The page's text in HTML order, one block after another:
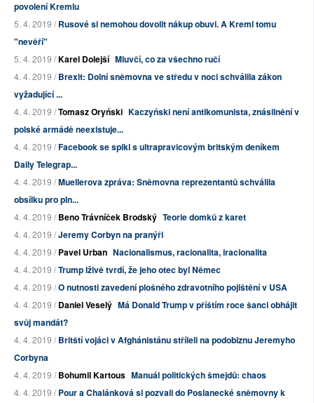
povolení Kremlu
5. 4. 2019 /Rusové si nemohou dovolit nákup obuvi. A Kreml tomu
"nevěří"
5. 4. 2019 /Karel Dolejší Mluvčí, co za všechno ručí
4. 4. 2019 /Brexit: Dolní sněmovna ve středu v noci schválila zákon
vyžadující ...
4. 4. 2019 /Tomasz Oryński Kaczyński není antikomunista, znásilnění v
polské armádě neexistuje...
4. 4. 2019 /Facebook se spikl s ultrapravicovým britským deníkem
Daily Telegrap...
4. 4. 2019 /Muellerova zpráva: Sněmovna reprezentantů schválila
obsílku pro pln...
4. 4. 2019 /Beno Trávníček Brodský Teorie domků z karet
4. 4. 2019 /Jeremy Corbyn na pranýři
4. 4. 2019 /Pavel Urban Nacionalismus, racionalita, iracionalita
4. 4. 2019 /Trump lživě tvrdí, že jeho otec byl Němec
4. 4. 2019 /O nutnosti zavedení plošného zdravotního pojištění v USA
4. 4. 2019 /Daniel Veselý Má Donald Trump v příštím roce šanci obhájit
svůj mandát?
4. 4. 2019 /Britští vojáci v Afghánistánu stříleli na podobiznu Jeremyho
Corbyna
4. 4. 2019 /Bohumil Kartous Manuál politických šmejdů: chaos
4. 4. 2019 /Pour a Chalánková si pozvali do Poslanecké sněmovny k